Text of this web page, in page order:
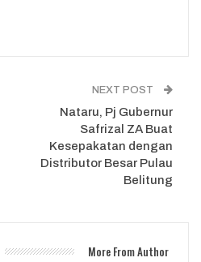
NEXT POST
Nataru, Pj Gubernur
Safrizal ZA Buat
Kesepakatan dengan
Distributor Besar Pulau
Belitung
More From Author